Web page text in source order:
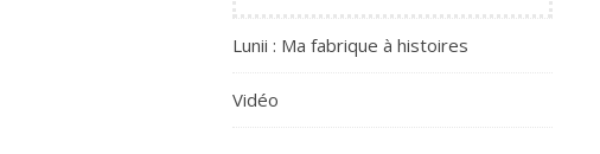
Lunii : Ma fabrique à histoires
Vidéo